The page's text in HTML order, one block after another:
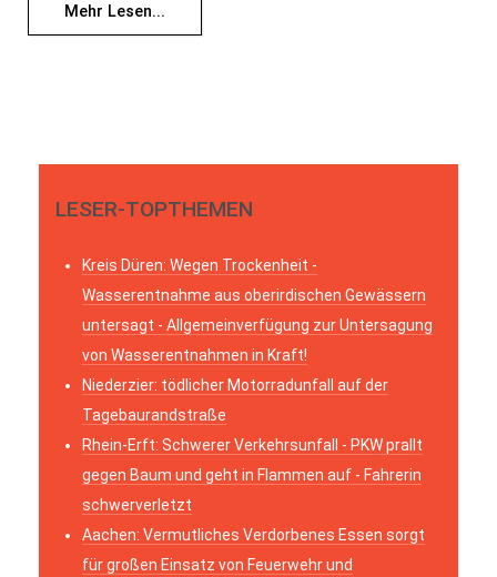
Mehr Lesen...
LESER-TOPTHEMEN
Kreis Düren: Wegen Trockenheit -
Wasserentnahme aus oberirdischen Gewässern
untersagt - Allgemeinverfügung zur Untersagung
von Wasserentnahmen in Kraft!
Niederzier: tödlicher Motorradunfall auf der
Tagebaurandstraße
Rhein-Erft: Schwerer Verkehrsunfall - PKW prallt
gegen Baum und geht in Flammen auf - Fahrerin
schwerverletzt
Aachen: Vermutliches Verdorbenes Essen sorgt
für großen Einsatz von Feuerwehr und